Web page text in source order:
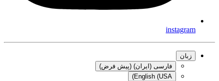
instagram
زبان
فارسی (ایران) (پیش فرض)
English (USA)